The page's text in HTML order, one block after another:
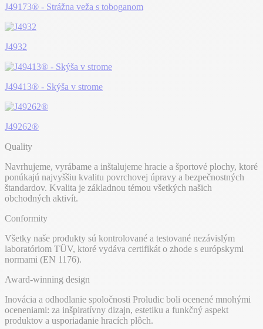
J49173® - Strážna veža s toboganom
J4932
J49413® - Skýša v strome
J49262®
Quality
Navrhujeme, vyrábame a inštalujeme hracie a športové plochy, ktoré
ponúkajú najvyššiu kvalitu povrchovej úpravy a bezpečnostných
štandardov. Kvalita je základnou témou všetkých našich
obchodných aktivít.
Conformity
Všetky naše produkty sú kontrolované a testované nezávislým
laboratóriom TÜV, ktoré vydáva certifikát o zhode s európskymi
normami (EN 1176).
Award-winning design
Inovácia a odhodlanie spoločnosti Proludic boli ocenené mnohými
oceneniami: za inšpiratívny dizajn, estetiku a funkčný aspekt
produktov a usporiadanie hracích plôch.